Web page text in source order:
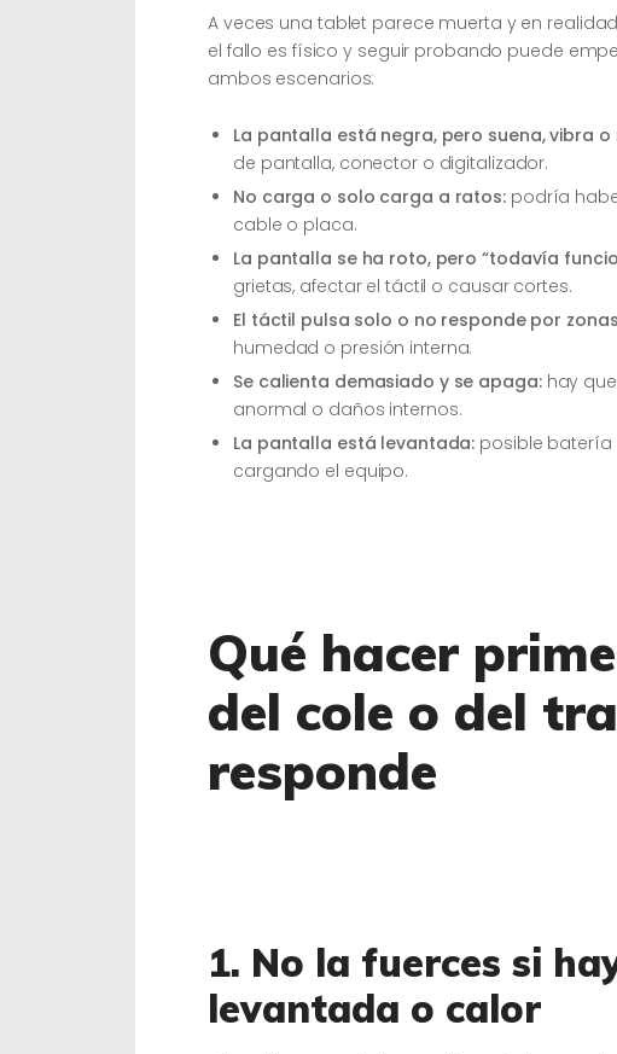
A veces una tablet parece muerta y en
el fallo es físico y seguir probando puede
ambos escenarios:
La pantalla está negra, pero suena, vibra
de pantalla, conector o digitalizador.
No carga o solo carga a ratos: podría
cable o placa.
La pantalla se ha roto, pero “todavía
grietas, afectar el táctil o causar cortes.
El táctil pulsa solo o no responde por
humedad o presión interna.
Se calienta demasiado y se apaga:hay
anormal o daños internos.
La pantalla está levantada: posible batería
cargando el equipo.
Qué hacer
del cole o del
responde
1. No la fuerces si
levantada o calor